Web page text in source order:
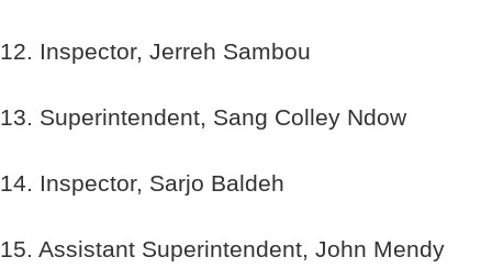
12. Inspector, Jerreh Sambou
13. Superintendent, Sang Colley Ndow
14. Inspector, Sarjo Baldeh
15. Assistant Superintendent, John Mendy